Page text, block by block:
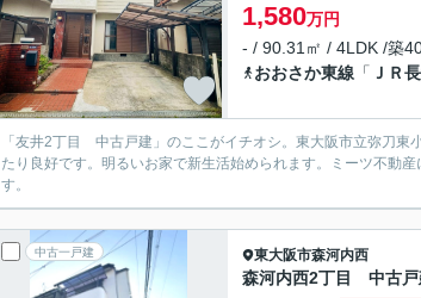
1,580万円
- / 90.31㎡ / 4LDK /築
おおさか東線 「 ＪＲ
「友井2丁目 中古戸建」のここがイチオシ。東大阪市立弥刀東
たり良好です。明るいお家で新生活始められます。ミーツ不動
す。
中古一戸建 東大阪市森河内西
森河内西2丁目 中古戸